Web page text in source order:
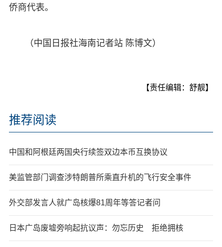
侨商代表。
（中国日报社海南记者站 陈博文）
【责任编辑：舒靓】
推荐阅读
中国和阿根廷两国央行续签双边本币互换协议
美监管部门调查涉特朗普所乘直升机的飞行安全事件
外交部发言人就广岛核爆81周年等答记者问
日本广岛废墟旁响起抗议声：勿忘历史 拒绝拥核